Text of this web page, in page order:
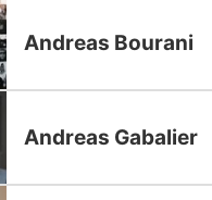
Andreas Bourani
Andreas Gabalier